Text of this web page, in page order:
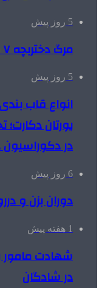
5 روز پیش
مرگ دختربچه ۷ ساله در پارک اسلامشهر
5 روز پیش
انواع قاب
یورتان
در
6 روز پیش
دوران بزن و
1 هفته پیش
شهادت مامور
در شادگان